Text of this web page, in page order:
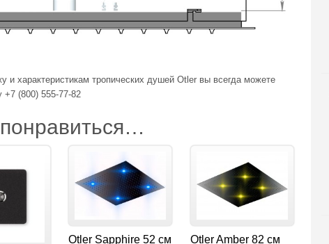
характеристикам тропических душей Otler вы всегда можете
+7 (800) 555-77-82
Otler Sapphire 52 см Otler Amber 82 см